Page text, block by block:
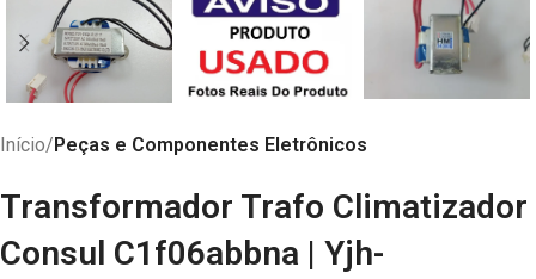
Início Peças e Componentes Eletrônicos
Transformador Trafo Climatizador
Consul C1f06abbna | Yjh-